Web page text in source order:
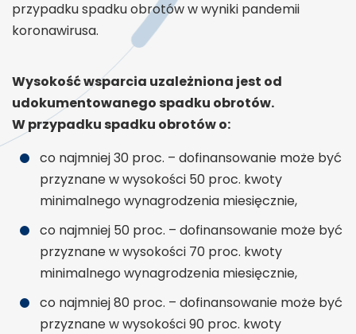
przypadku spadku obrotów w wyniki pandemii
koronawirusa.
Wysokość wsparcia uzależniona jest od
udokumentowanego spadku obrotów.
W przypadku spadku obrotów o:
co najmniej 30 proc. – dofinansowanie może być
przyznane w wysokości 50 proc. kwoty
minimalnego wynagrodzenia miesięcznie,
co najmniej 50 proc. – dofinansowanie może być
przyznane w wysokości 70 proc. kwoty
minimalnego wynagrodzenia miesięcznie,
co najmniej 80 proc. – dofinansowanie może być
przyznane w wysokości 90 proc. kwoty